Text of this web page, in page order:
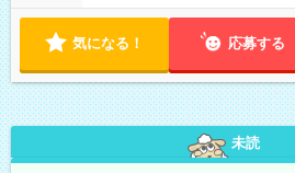
18:00 などのように、自由な
気になる！ 応募する
未読